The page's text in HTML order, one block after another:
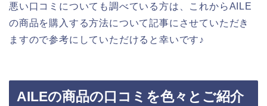
悪い口コミについても調べている方は、これからAILE
の商品を購入する方法について記事にさせていただき
ますので参考にしていただけると幸いです♪
AILEの商品の口コミを色々とご紹介